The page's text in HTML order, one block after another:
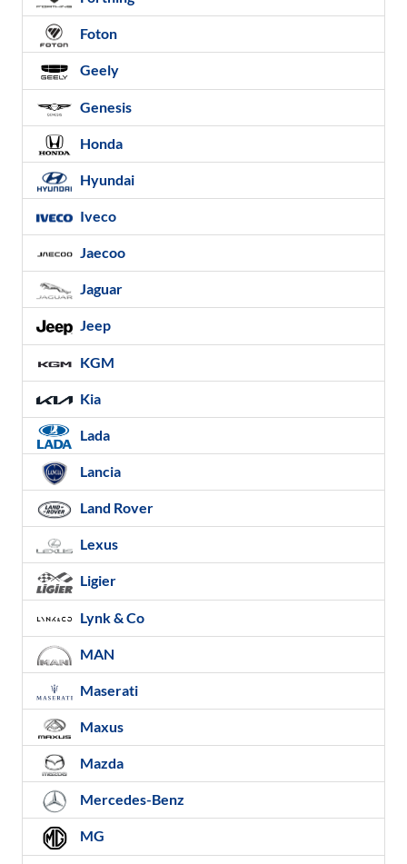
Foton
Geely
Genesis
Honda
Hyundai
Iveco
Jaecoo
Jaguar
Jeep
KGM
Kia
Lada
Lancia
Land Rover
Lexus
Ligier
Lynk & Co
MAN
Maserati
Maxus
Mazda
Mercedes-Benz
MG